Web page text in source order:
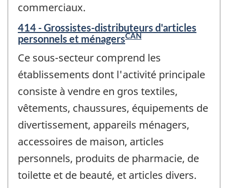
commerciaux.
414 - Grossistes-distributeurs d'articles
personnels et ménagersCAN
Ce sous-secteur comprend les
établissements dont l'activité principale
consiste à vendre en gros textiles,
vêtements, chaussures, équipements de
divertissement, appareils ménagers,
accessoires de maison, articles
personnels, produits de pharmacie, de
toilette et de beauté, et articles divers.